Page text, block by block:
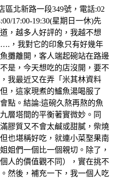
區北新路一段349號，電話:02
17:00-19:30(星期日一休)先
，越多人好評的，我越不想
，我對它的印象只有好幾年
攤離開，客人端起碗站在路邊
是，今天想吃的店沒開，要不
我最近又在弄「米其林資料
，這家現煮的鱸魚湯喝服了
點。結論:這碗久熬再熬的魚
層塔間的平衡著實微妙。同
膠質又不會太鹹或甜膩，柴燒
也堪稱好吃，就連小菜埾果南
姐們一個比一個親切。除了，
人的價值觀不同），實在挑不
然後，補充一下，我一個人吃